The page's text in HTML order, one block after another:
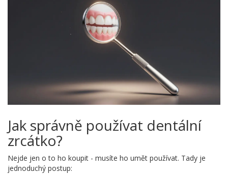
Jak správně používat dentální
zrcátko?
Nejde jen o to ho koupit - musíte ho umět používat. Tady je
jednoduchý postup: